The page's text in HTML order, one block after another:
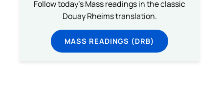
Follow today's Mass readings in the classic
Douay Rheims translation.
MASS READINGS (DRB)